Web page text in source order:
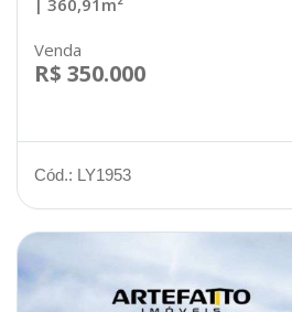
| 360,91m²
Venda
R$ 350.000
Cód.: LY1953